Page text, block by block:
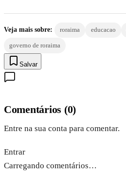
Veja mais sobre: roraima educacao
governo de roraima
Salvar
Comentários (0)
Entre na sua conta para comentar.
Entrar
Carregando comentários…